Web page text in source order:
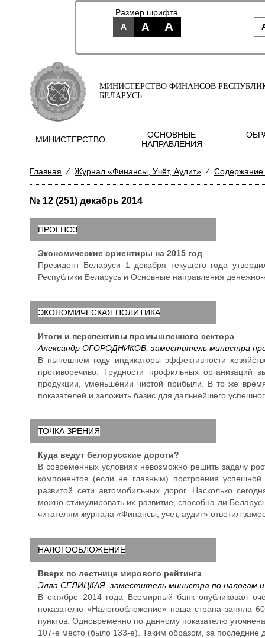
Размер шрифта
A
A A
МИНИСТЕРСТВО ФИНАНСОВ
БЕЛАРУСЬ
МИНИСТЕРСТВО
ОСНОВНЫЕ
НАПРАВЛЕНИЯ
Главная ⁄ Журнал «Финансы, Учёт, Аудит» ⁄
№ 12 (251) декабрь 2014
ПРОГНОЗ
Экономические ориентиры на 2015 год
Президент Беларуси 1 декабря текущего года
Республики Беларусь и Основные направления денежно-
ЭКОНОМИЧЕСКАЯ ПОЛИТИКА
Итоги и перспективы промышленного сектора
Александр ОГОРОДНИКОВ, заместитель министра
В нынешнем году индикаторы эффективности
противоречиво. Трудности профильных организаций
продукции, уменьшении чистой прибыли. В то же
показателей и заложить базис для дальнейшего
ТОЧКА ЗРЕНИЯ
Куда ведут белорусские дороги?
В современных условиях невозможно решить задачу
компонентов (если не главным) построения
развитой сети автомобильных дорог. Насколько
можно стимулировать их развитие, способна ли
читателям журнала «Финансы, учет, аудит» ответил
НАЛОГООБЛОЖЕНИЕ
Вверх по лестнице мирового рейтинга
Элла СЕЛИЦКАЯ, заместитель министра по налогам и
В октябре 2014 года Всемирный банк опубликовал
показателю «Налогообложение» наша страна заняла
пунктов. Одновременно по данному показателю
107-е место (было 133-е). Таким образом, за последние